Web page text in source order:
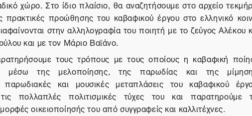
χώρο. Στο ίδιο πλαίσιο, θα αναζητήσουμε στο αρχείο
πρακτικές προώθησης του καβαφικού έργου στο ελληνικό
στην αλληλογραφία του ποιητή με το ζεύγος Αλέκου
και με τον Μάριο Βαϊάνο.
τους τρόπους με τους οποίους η καβαφική
μέσω της μελοποίησης, της παρωδίας και της
παρωδιακές και μουσικές μεταπλάσεις του καβαφικού
πολλαπλές πολιτισμικές τύχες του και παρατηρούμε
οικειοποίησής του από συγγραφείς και καλλιτέχνες.